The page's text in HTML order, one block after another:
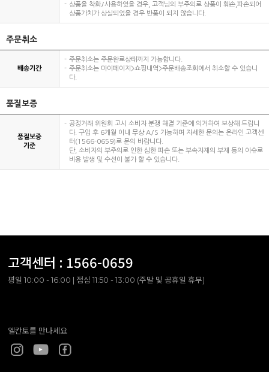
상품을 착화/사용하였을 경우, 고객님의 부주의로 상품이 훼손,파손되어
상품가치가 상실되었을 경우 반품이 되지 않습니다.
주문취소
배송기간
주문취소는 주문완료상태까지 가능합니다.
주문취소는 마이페이지>쇼핑내역>주문배송조회에서 취소할 수 있습니
다.
품질보증
품질보증
기준
공정거래 위원회 고시 소비자 분쟁 해결 기준에 의거하여 보상해 드립니
다. 구입 후 6개월 이내 무상 A/S 가능하며 자세한 문의는 온라인 고객센
터(1566-0659)로 문의 바랍니다.
단, 소비자의 부주의로 인한 심한 파손 또는 부속자재의 부재 등의 이슈로
비용 발생 및 수선이 불가 할 수 있습니다.
고객센터 : 1566-0659
평일 10:00 - 16:00 | 점심 11:50 - 13:00 (주말 및 공휴일 휴무)
엘칸토를 만나세요